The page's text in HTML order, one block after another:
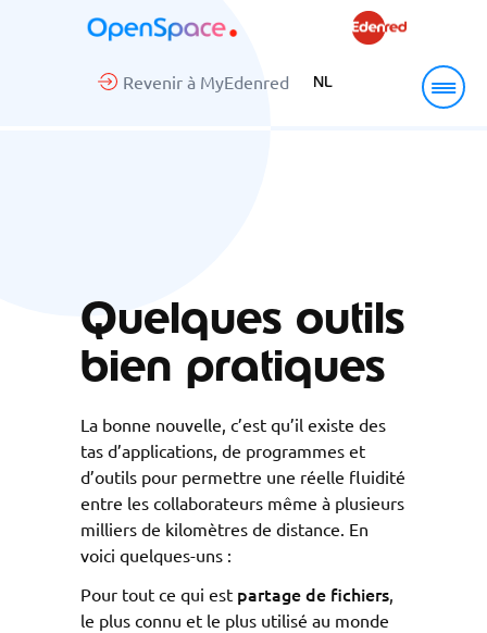
Revenir à MyEdenred NL
Quelques outils
bien pratiques
La bonne nouvelle, c’est qu’il existe des
tas d’applications, de programmes et
d’outils pour permettre une réelle fluidité
entre les collaborateurs même à plusieurs
milliers de kilomètres de distance. En
voici quelques-uns :
Pour tout ce qui est partage de fichiers
le plus connu et le plus utilisé au monde